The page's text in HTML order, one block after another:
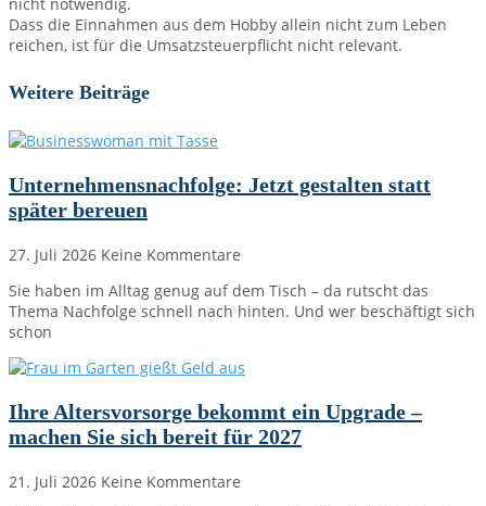
Dass die Einnahmen aus dem Hobby allein nicht zum Leben
reichen, ist für die Umsatzsteuerpflicht nicht relevant.
Weitere Beiträge
Unternehmensnachfolge: Jetzt gestalten statt
später bereuen
27. Juli 2026 Keine Kommentare
Sie haben im Alltag genug auf dem Tisch – da rutscht das
Thema Nachfolge schnell nach hinten. Und wer beschäftigt sich
schon
Ihre Altersvorsorge bekommt ein Upgrade –
machen Sie sich bereit für 2027
21. Juli 2026 Keine Kommentare